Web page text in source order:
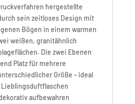
hergestellte
sein zeitloses Design mit
Bögen in einem warmen
weißen, granitähnlich
Die zwei Ebenen
Platz für mehrere
Größe – ideal
aufbewahren